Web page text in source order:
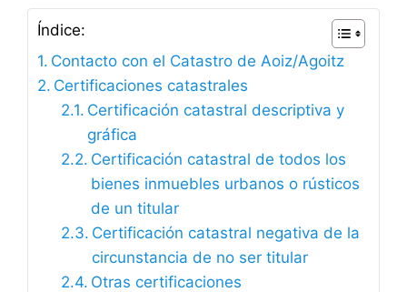
Índice:
Contacto con el Catastro de Aoiz/Agoitz
Certificaciones catastrales
Certificación catastral descriptiva y
gráfica
Certificación catastral de todos los
bienes inmuebles urbanos o rústicos
de un titular
Certificación catastral negativa de la
circunstancia de no ser titular
Otras certificaciones